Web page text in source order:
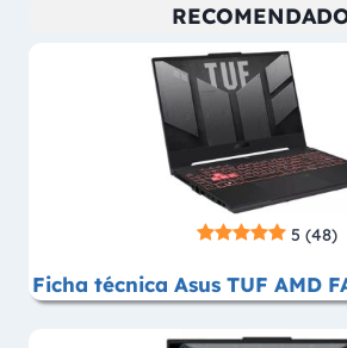
5 (48)
Ficha técnica Asus TUF AMD